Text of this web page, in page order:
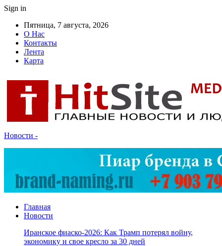
Sign in
Пятница, 7 августа, 2026
О Нас
Контакты
Лента
Карта
Новости -
Главная
Новости
Иранское фиаско-2026: Как Трамп потерял войну,
экономику и свое кресло за 30 дней